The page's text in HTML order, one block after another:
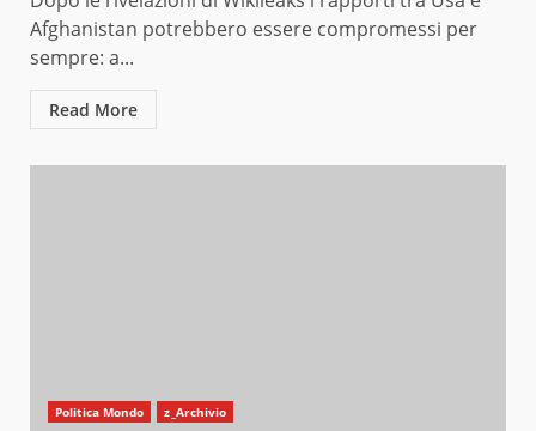
Afghanistan potrebbero essere compromessi per
sempre: a...
Read More
Politica Mondo z_Archivio